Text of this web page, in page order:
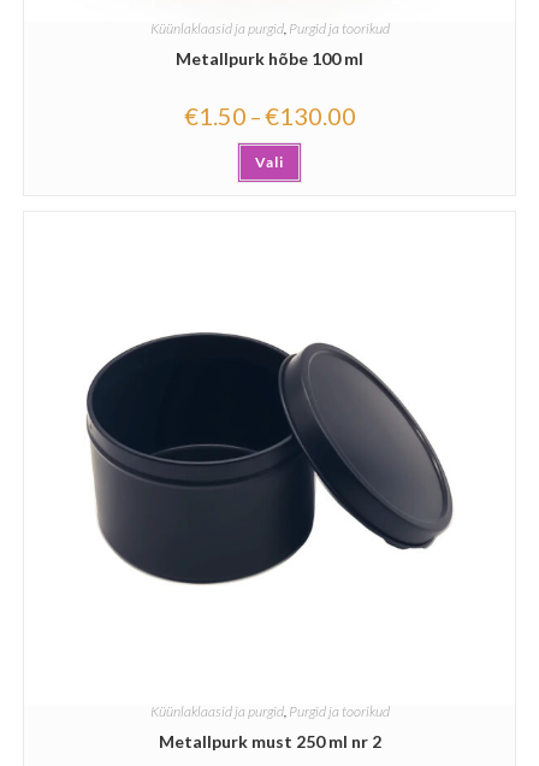
Küünlaklaasid ja purgid, Purgid ja toorikud
Metallpurk hõbe 100 ml
€1.50 –€130.00
Vali
Küünlaklaasid ja purgid, Purgid ja toorikud
Metallpurk must 250 ml nr 2